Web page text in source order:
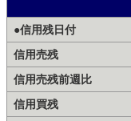
●信用残日付
信用売残
信用売残前週比
信用買残